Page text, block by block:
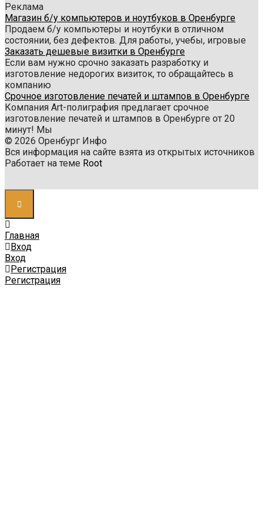
Реклама
Магазин б/у компьютеров и ноутбуков в Оренбурге
Продаем б/у компьютеры и ноутбуки в отличном
состоянии, без дефектов. Для работы, учебы, игровые
Заказать дешевые визитки в Оренбурге
Если вам нужно срочно заказать разработку и
изготовление недорогих визиток, то обращайтесь в
компанию
Срочное изготовление печатей и штампов в Оренбурге
Компания Art-полиграфия предлагает срочное
изготовление печатей и штампов в Оренбурге от 20
минут! Мы
© 2026 Оренбург Инфо
Вся информация на сайте взята из открытых источников
Работает на теме Root
Главная
Вход
Вход
Регистрация
Регистрация